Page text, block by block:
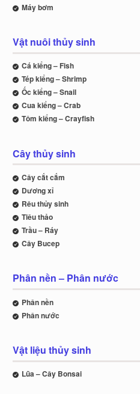
Máy bơm
Vật nuôi thủy sinh
Cá kiểng – Fish
Tép kiểng – Shrimp
Ốc kiểng – Snail
Cua kiểng – Crab
Tôm kiểng – Crayfish
Cây thủy sinh
Cây cắt cắm
Dương xỉ
Rêu thủy sinh
Tiêu thảo
Trầu – Ráy
Cây Bucep
Phân nền – Phân nước
Phân nền
Phân nước
Vật liệu thủy sinh
Lũa – Cây Bonsai